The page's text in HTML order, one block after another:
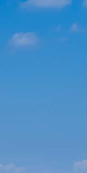
初め
よ
お